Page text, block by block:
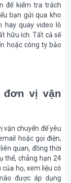
để kiểm tra trách
bạn gửi qua kho
hay quay video lô
hữu ích. Tất cả sẽ
hoặc công ty bảo
đơn vị vận
vận chuyển để yêu
hoặc gọi điện,
quan, đồng thời
thể, chẳng hạn 24
họ, xem liệu có
được áp dụng